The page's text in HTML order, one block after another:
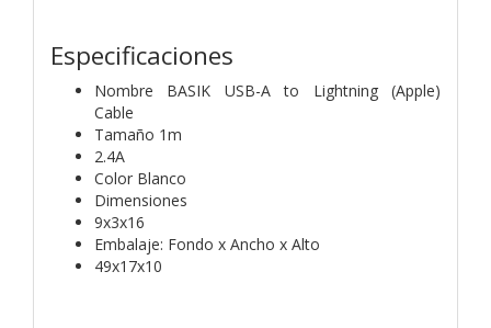
Especificaciones
Nombre BASIK USB-A to Lightning (Apple)
Cable
Tamaño 1m
2.4A
Color Blanco
Dimensiones
9x3x16
Embalaje: Fondo x Ancho x Alto
49x17x10